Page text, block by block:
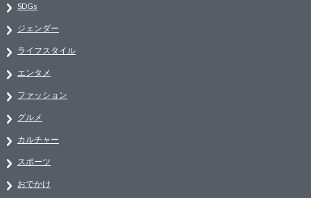
SDGs
ジェンダー
ライフスタイル
エンタメ
ファッション
グルメ
カルチャー
スポーツ
おでかけ